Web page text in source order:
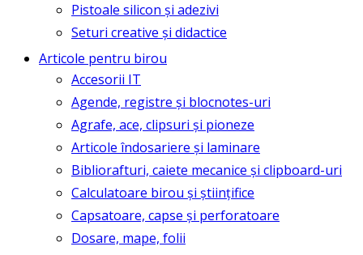
Pistoale silicon și adezivi
Seturi creative și didactice
Articole pentru birou
Accesorii IT
Agende, registre și blocnotes-uri
Agrafe, ace, clipsuri și pioneze
Articole îndosariere și laminare
Bibliorafturi, caiete mecanice și clipboard-uri
Calculatoare birou și științifice
Capsatoare, capse și perforatoare
Dosare, mape, folii